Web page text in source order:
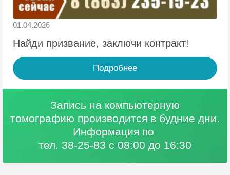
01.04.2026
Найди призвание, заключи контракт!
Подробнее
Запись на компьютерную
томографию производится в будние дни.
Информация по
тел. 38-25-83 с 08:00 до 16:30